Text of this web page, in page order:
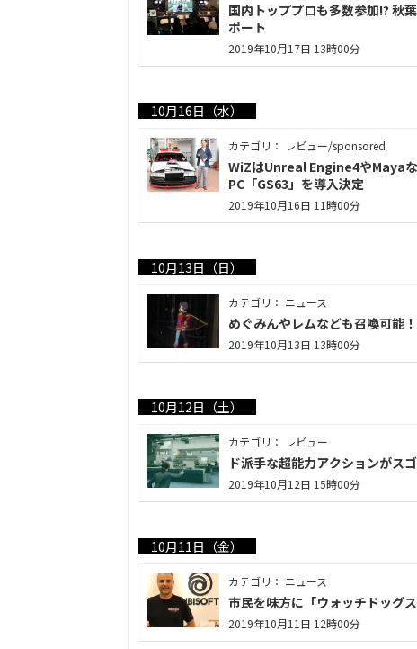
国内トッププロも多数参加!? 秋
ポート
2019年10月17日 13時00分
10月16日（水）
カテゴリ： レビュー/sponsored
WiZはUnreal Engine4やMayaな
PC「GS63」を導入決定
2019年10月16日 11時00分
10月13日（日）
カテゴリ： ニュース
めぐみんやレムなども召喚可能
2019年10月13日 13時00分
10月12日（土）
カテゴリ： レビュー
ド派手な超能力アクションがス
2019年10月12日 15時00分
10月11日（金）
カテゴリ： ニュース
市民を味方に「ウォッチドッグ
2019年10月11日 12時00分